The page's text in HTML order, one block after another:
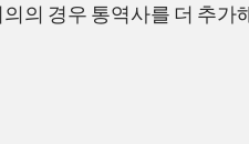
의 경우 통역사를 더 추가